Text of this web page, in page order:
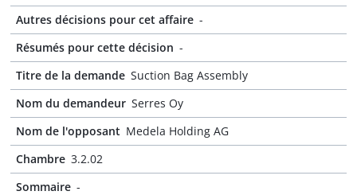
Autres décisions pour cet affaire -
Résumés pour cette décision -
Titre de la demande Suction Bag Assembly
Nom du demandeur Serres Oy
Nom de l'opposant Medela Holding AG
Chambre 3.2.02
Sommaire -